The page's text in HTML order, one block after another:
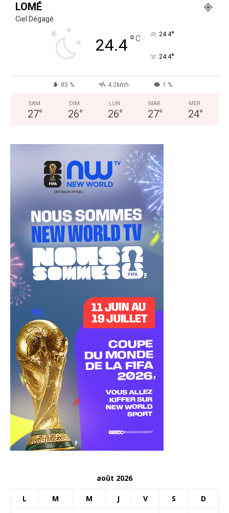
LOMÉ
Ciel Dégagé
24.4°C 24.4°
24.4°
85 % 4.2kmh 1 %
SAM
27°
DIM
26°
LUN
26°
MAR
27°
MER
24°
août 2026
L M M J V S D